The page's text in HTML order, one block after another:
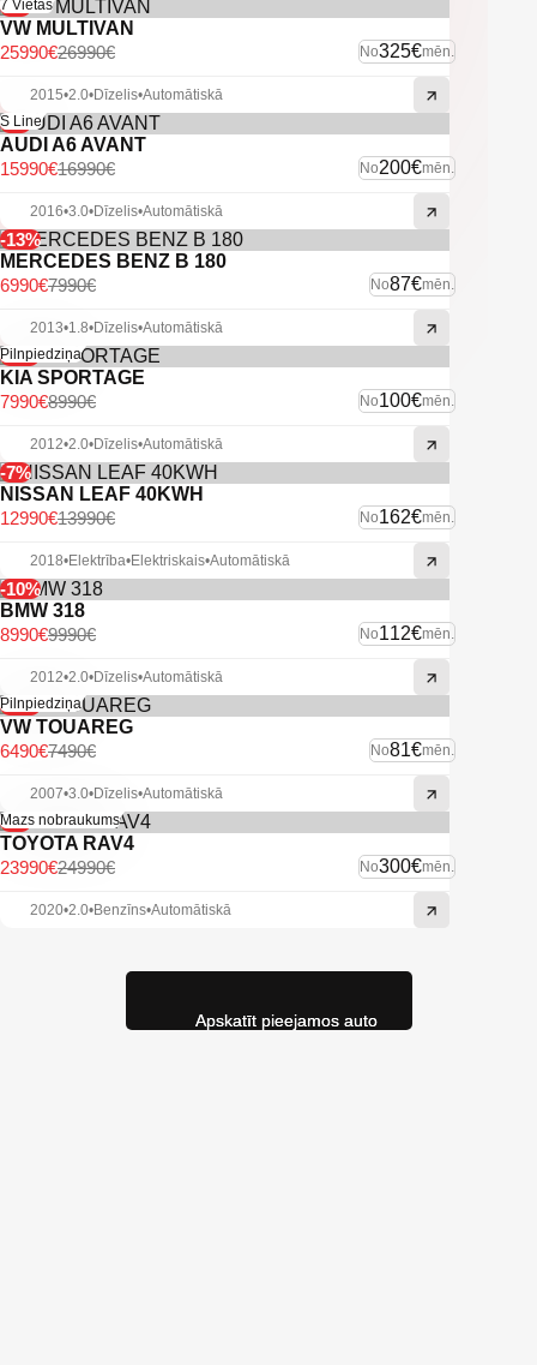
-4%
7 Vietas
VW MULTIVAN
No325€mēn.
26990€
25990€
2015•2.0•Dīzelis•Automātiskā
-6%
S Line
AUDI A6 AVANT
No200€mēn.
16990€
15990€
2016•3.0•Dīzelis•Automātiskā
-13%
MERCEDES BENZ B 180
No87€mēn.
7990€
6990€
2013•1.8•Dīzelis•Automātiskā
-11%
Pilnpiedziņa
KIA SPORTAGE
No100€mēn.
8990€
7990€
2012•2.0•Dīzelis•Automātiskā
-7%
NISSAN LEAF 40KWH
No162€mēn.
13990€
12990€
2018•Elektrība•Elektriskais•Automātiskā
-10%
BMW 318
No112€mēn.
9990€
8990€
2012•2.0•Dīzelis•Automātiskā
-13%
Pilnpiedziņa
VW TOUAREG
No81€mēn.
7490€
6490€
2007•3.0•Dīzelis•Automātiskā
-4%
Mazs nobraukums
TOYOTA RAV4
No300€mēn.
24990€
23990€
2020•2.0•Benzīns•Automātiskā